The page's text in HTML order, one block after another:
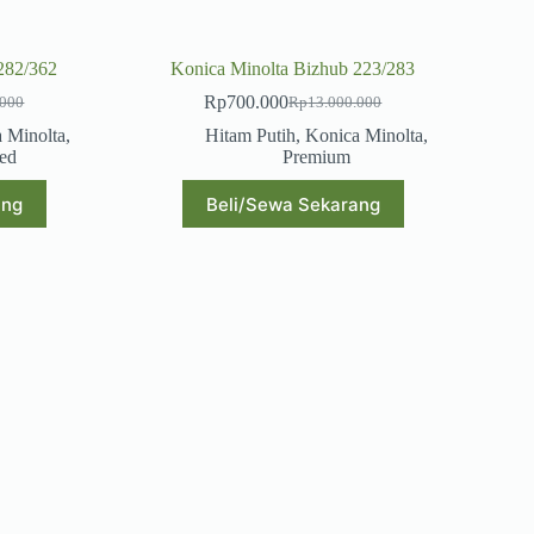
362
Minolta,
Konica Minolta Bizhub 223/283
Rp13.000.000
Rp700.000
Hitam Putih,Konica Minolta,
Premium
Beli/Sewa Sekarang